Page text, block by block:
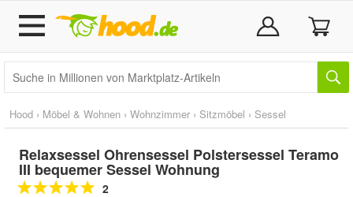
Hood › Möbel & Wohnen › Wohnzimmer › Sitzmöbel › Sessel
Relaxsessel Ohrensessel Polstersessel Teramo
III bequemer Sessel Wohnung
2